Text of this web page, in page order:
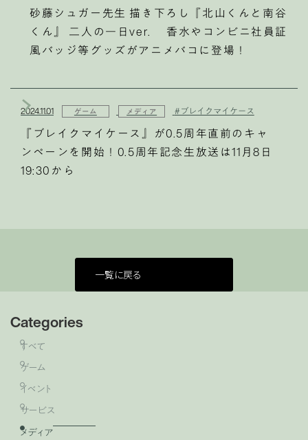
Categories
すべて
ゲーム
イベント
サービス
メディア
砂藤シュガー先生 描き下ろし『北山くんと南谷
くん』 二人の一日ver. 香水やコンビニ社員証
風バッジ等グッズがアニメバコに登場！
2024.11.01 ゲーム メディア #ブレイクマイケース
『ブレイクマイケース』が0.5周年直前のキャ
ンペーンを開始！0.5周年記念生放送は11月8日
19:30から
一覧に戻る